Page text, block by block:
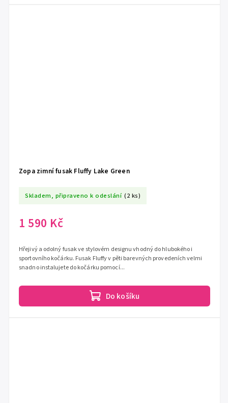
Zopa zimní fusak Fluffy Lake Green
Skladem, připraveno k odeslání (2 ks)
1 590 Kč
Do košíku
Hřejivý a odolný fusak ve stylovém designu vhodný do hlubokého i
sportovního kočárku. Fusak Fluffy v pěti barevných provedeních velmi
snadno instalujete do kočárku pomocí...